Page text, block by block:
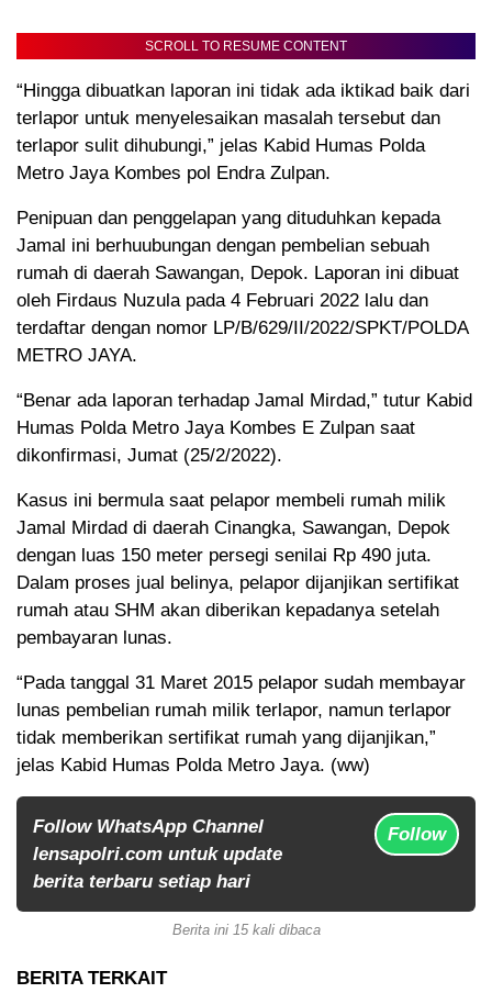
SCROLL TO RESUME CONTENT
“Hingga dibuatkan laporan ini tidak ada iktikad baik dari
terlapor untuk menyelesaikan masalah tersebut dan
terlapor sulit dihubungi,” jelas Kabid Humas Polda
Metro Jaya Kombes pol Endra Zulpan.
Penipuan dan penggelapan yang dituduhkan kepada
Jamal ini berhuubungan dengan pembelian sebuah
rumah di daerah Sawangan, Depok. Laporan ini dibuat
oleh Firdaus Nuzula pada 4 Februari 2022 lalu dan
terdaftar dengan nomor LP/B/629/II/2022/SPKT/POLDA
METRO JAYA.
“Benar ada laporan terhadap Jamal Mirdad,” tutur Kabid
Humas Polda Metro Jaya Kombes E Zulpan saat
dikonfirmasi, Jumat (25/2/2022).
Kasus ini bermula saat pelapor membeli rumah milik
Jamal Mirdad di daerah Cinangka, Sawangan, Depok
dengan luas 150 meter persegi senilai Rp 490 juta.
Dalam proses jual belinya, pelapor dijanjikan sertifikat
rumah atau SHM akan diberikan kepadanya setelah
pembayaran lunas.
“Pada tanggal 31 Maret 2015 pelapor sudah membayar
lunas pembelian rumah milik terlapor, namun terlapor
tidak memberikan sertifikat rumah yang dijanjikan,”
jelas Kabid Humas Polda Metro Jaya. (ww)
Follow WhatsApp Channel
lensapolri.com untuk update
berita terbaru setiap hari
Follow
Berita ini 15 kali dibaca
BERITA TERKAIT